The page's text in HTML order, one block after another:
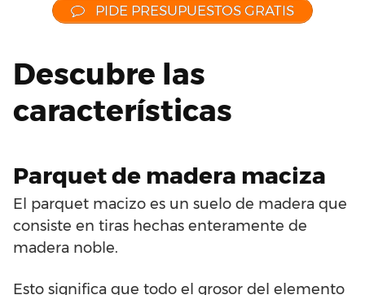
PIDE PRESUPUESTOS GRATIS
Descubre las
características
Parquet de madera maciza
El parquet macizo es un suelo de madera que
consiste en tiras hechas enteramente de
madera noble.
Esto significa que todo el grosor del elemento